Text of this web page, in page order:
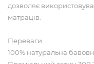
дозволяє
матраців.
Переваги
100% натуральна